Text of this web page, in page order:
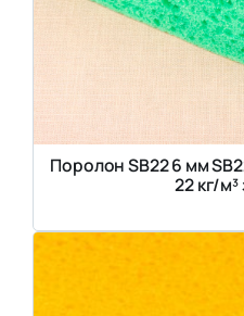
Поролон SB22 6 мм
22 кг/